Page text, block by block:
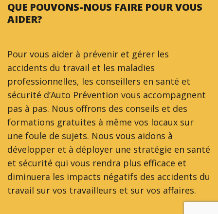
QUE POUVONS-NOUS FAIRE POUR VOUS
AIDER?
Pour vous aider à prévenir et gérer les
accidents du travail et les maladies
professionnelles, les conseillers en santé et
sécurité d’Auto Prévention vous accompagnent
pas à pas. Nous offrons des conseils et des
formations gratuites à même vos locaux sur
une foule de sujets. Nous vous aidons à
développer et à déployer une stratégie en santé
et sécurité qui vous rendra plus efficace et
diminuera les impacts négatifs des accidents du
travail sur vos travailleurs et sur vos affaires.